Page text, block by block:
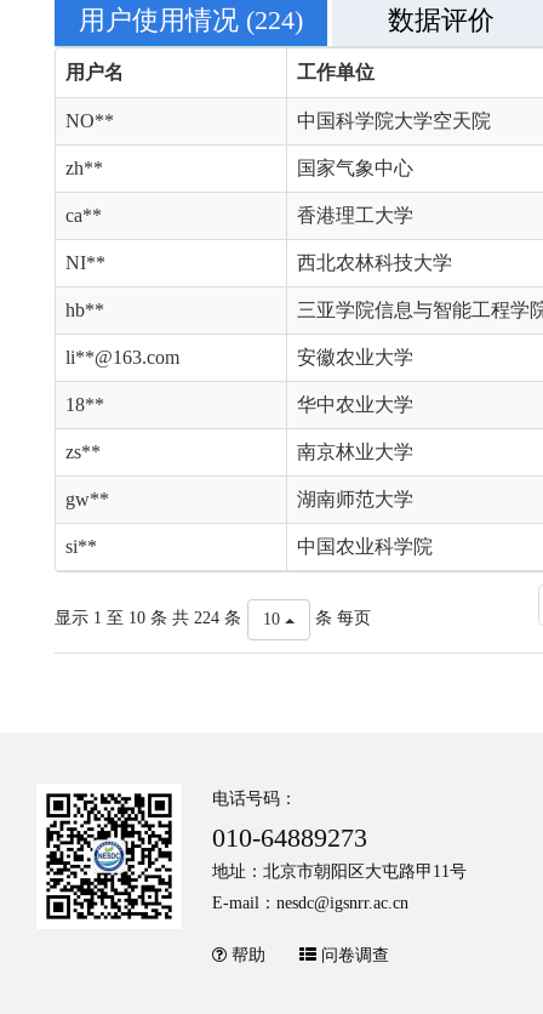
用户使用情况 (224) 数据评价
用户名 工作单位
NO** 中国科学院大学空天院
zh** 国家气象中心
ca** 香港理工大学
NI** 西北农林科技大学
hb** 三亚学院信息与智能工程学
li**@163.com 安徽农业大学
18** 华中农业大学
zs** 南京林业大学
gw** 湖南师范大学
si** 中国农业科学院
显示 1 至 10 条 共 224 条 10 条 每页
电话号码：
010-64889273
地址：北京市朝阳区大屯路甲11号
E-mail：nesdc@igsnrr.ac.cn
帮助 问卷调查